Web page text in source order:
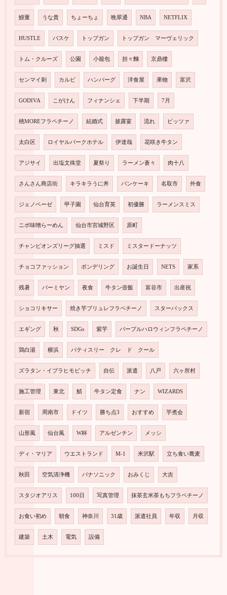
鰻重 うな貴 ちょーちょ 晩翠通 NBA NETFLIX
HUSTLE バスケ トップガン トップガン マーヴェリック
トム・クルーズ 公園 小籠包 担々麵 京鼎樓
センマイ刺 カルビ ハンバーグ 洋食屋 果物 富沢
GODIVA こがけん フィナンシェ 下半期 7月
桃MOREフラペチーノ 結婚式 披露宴 流れ ピッツァ
太白区 ロイヤルパークホテル 伊達哉 花咲き牛タン
アジサイ 出塩文殊堂 夏祭り ラーメン蒼々 肉十八
さんさん商店街 キラキラうに丼 パンケーキ 名取市 外食
ジェノベーゼ 甲子園 仙台育英 初優勝 ラーメンスミス
ニボ味噌らーめん 仙台市宮城野区 原町
チャンピオンズリーグ抽選 ミスド ミスタードーナッツ
チョコファッション ポンデリング お誕生日 NETS 家系
残暑 バーミヤン 夜食 牛タン壺飯 富谷市 出産祝
ショコリキサー 焼き芋ブリュレフラペチーノ スターバックス
エギング 秋 SDGs 紫芋 パープルハロウィンフラペチーノ
鶏白湯 横浜 パティスリー クレ ド クール
ズラタン・イブラヒモビッチ 自伝 派遣 八戸 六ヶ所村
施工管理 東北 鯖 牛タン定食 ナン WIZARDS
新宿 周南市 ドイツ 勝ち点3 おすすめ 芋煮会
山形風 仙台風 W杯 アルゼンチン メッシ
ディ・マリア ウエストランド M-1 米沢駅 立ち食い蕎麦
秋田 空気清浄機 パナソニック おみくじ 大吉
スタジオアリス 100日 写真管理 抹茶玄米茶もちフラペチーノ
お食い初め 朝食 神奈川 31歳 派遣社員 年収 月収
建築 土木 電気 設備